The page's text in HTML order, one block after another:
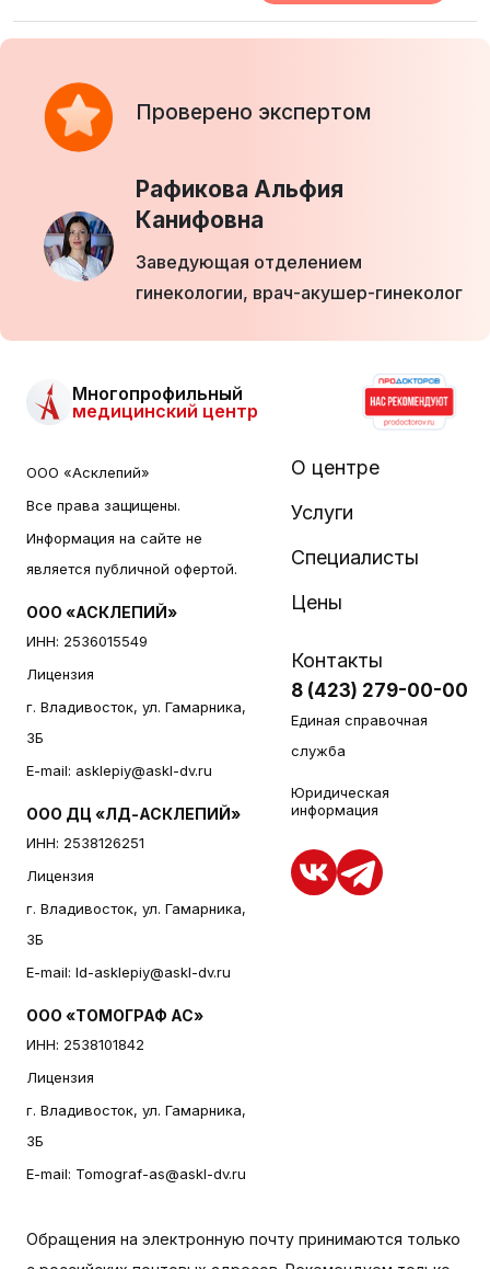
Проверено экспертом
Рафикова Альфия
Канифовна
Заведующая отделением
гинекологии, врач-акушер-гинеколог
Многопрофильный
медицинский центр
ООО «Асклепий»
Все права защищены.
Информация на сайте не
является публичной офертой.
ООО «АСКЛЕПИЙ»
ИНН: 2536015549
Лицензия
г. Владивосток, ул. Гамарника,
3Б
E-mail: asklepiy@askl-dv.ru
ООО ДЦ «ЛД-АСКЛЕПИЙ»
ИНН: 2538126251
Лицензия
г. Владивосток, ул. Гамарника,
3Б
E-mail: ld-asklepiy@askl-dv.ru
ООО «ТОМОГРАФ АС»
ИНН: 2538101842
Лицензия
г. Владивосток, ул. Гамарника,
3Б
E-mail: Tomograf-as@askl-dv.ru
О центре
Услуги
Специалисты
Цены
Контакты
8 (423) 279-00-00
Единая справочная
служба
Юридическая
информация
Обращения на электронную почту принимаются только